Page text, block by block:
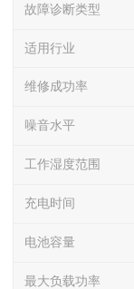
故障诊断类型
适用行业
维修成功率
噪音水平
工作湿度范围
充电时间
电池容量
最大负载功率